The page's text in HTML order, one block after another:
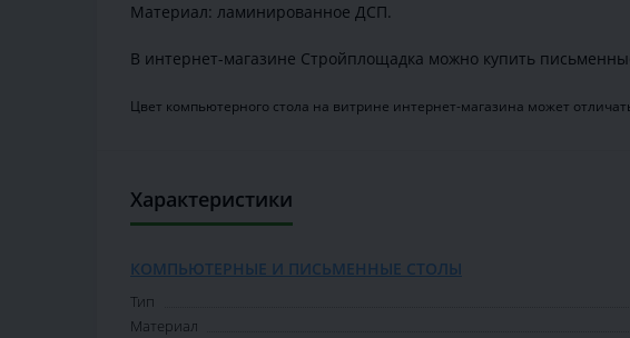
Материал: ламинированное ДСП.
В интернет-магазине Стройплощадка можно купить
Цвет компьютерного стола на витрине интернет-магазина может
Характеристики
КОМПЬЮТЕРНЫЕ И ПИСЬМЕННЫЕ СТОЛЫ
Тип
Материал